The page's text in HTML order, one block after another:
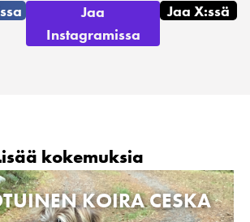
Jaa
Instagramissa
Jaa X:ssä
kokemuksia
KOIRA CESKA